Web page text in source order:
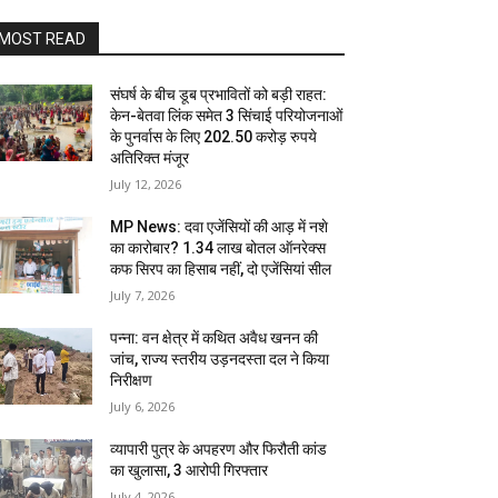
READ
संघर्ष के बीच डूब प्रभावितों को बड़ी राहत:
केन-बेतवा लिंक समेत 3 सिंचाई परियोजनाओं
के पुनर्वास के लिए 202.50 करोड़ रुपये
अतिरिक्त मंजूर
July 12, 2026
MP News: दवा एजेंसियों की आड़ में नशे
का कारोबार? 1.34 लाख बोतल ऑनरेक्स
कफ सिरप का हिसाब नहीं, दो एजेंसियां सील
July 7, 2026
पन्ना: वन क्षेत्र में कथित अवैध खनन की
जांच, राज्य स्तरीय उड़नदस्ता दल ने किया
निरीक्षण
July 6, 2026
व्यापारी पुत्र के अपहरण और फिरौती कांड
का खुलासा, 3 आरोपी गिरफ्तार